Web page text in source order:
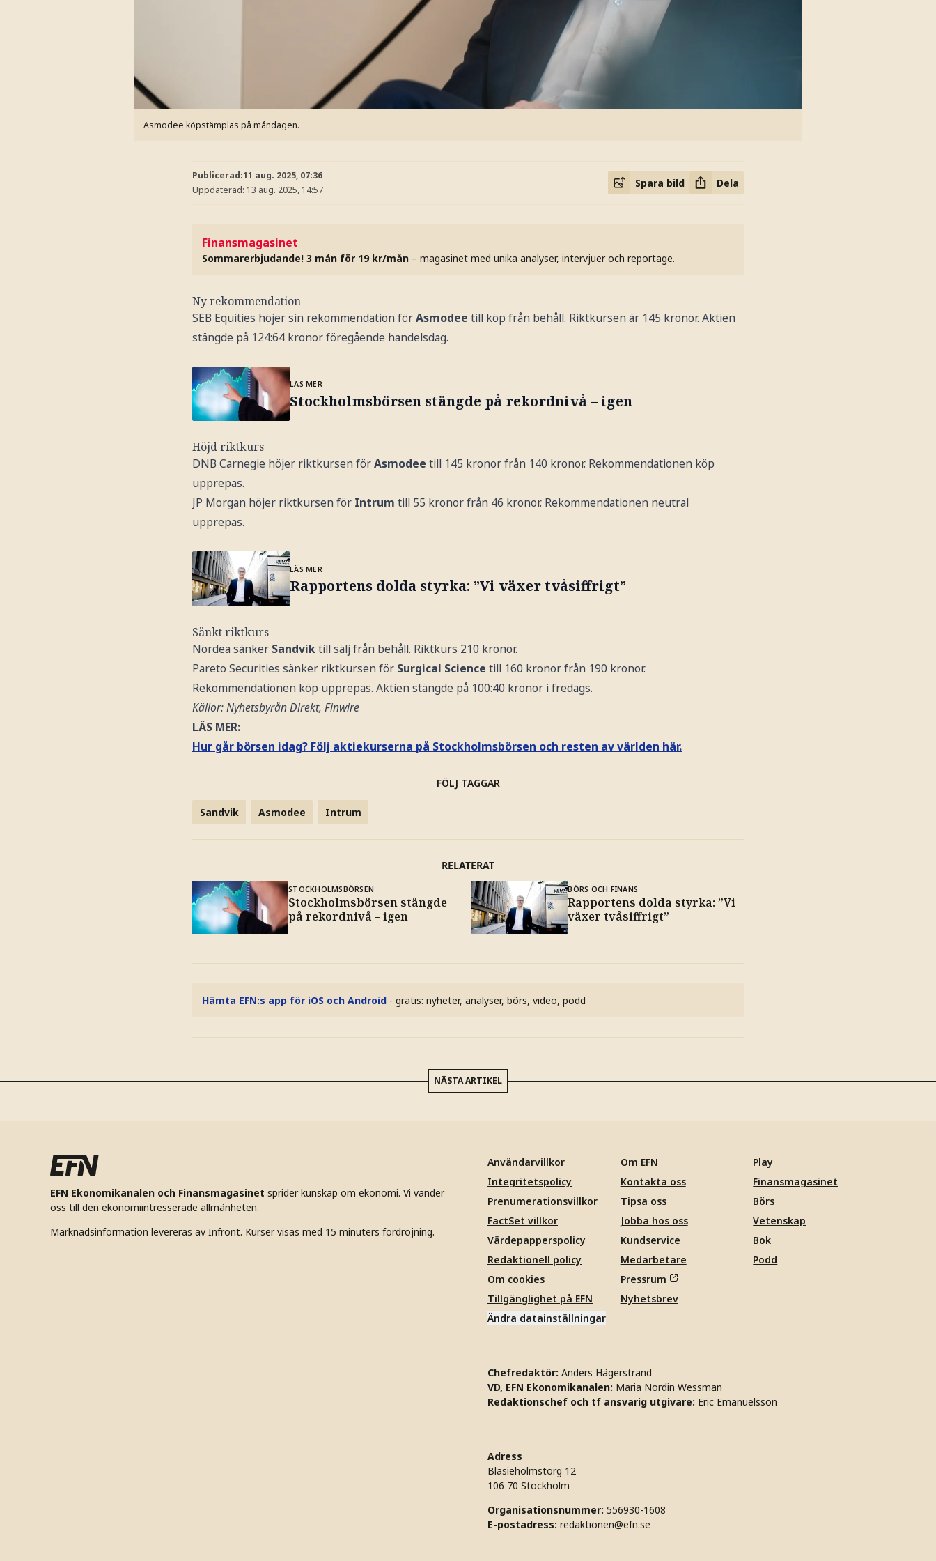
Asmodee köpstämplas på måndagen.
Publicerad:11 aug. 2025, 07:36
Uppdaterad: 13 aug. 2025, 14:57
Spara bild Dela
Finansmagasinet
Sommarerbjudande! 3 mån för 19 kr/mån – magasinet med unika analyser, intervjuer och reportage.
Ny rekommendation
SEB Equities höjer sin rekommendation förAsmodee till köp från behåll. Riktkursen är 145 kronor. Aktien
stängde på 124:64 kronor föregående handelsdag.
LÄS MER
Stockholmsbörsen stängde på rekordnivå – igen
Höjd riktkurs
DNB Carnegie höjer riktkursen förAsmodee till 145 kronor från 140 kronor. Rekommendationen köp
upprepas.
JP Morgan höjer riktkursen för Intrum till 55 kronor från 46 kronor. Rekommendationen neutral
upprepas.
LÄS MER
Rapportens dolda styrka: ”Vi växer tvåsiffrigt”
Sänkt riktkurs
Nordea sänker Sandviktill sälj från behåll. Riktkurs 210 kronor.
Pareto Securities sänker riktkursen för Surgical Science till 160 kronor från 190 kronor.
Rekommendationen köp upprepas. Aktien stängde på 100:40 kronor i fredags.
Källor: Nyhetsbyrån Direkt, Finwire
LÄS MER:
Hur går börsen idag? Följ aktiekurserna på Stockholmsbörsen och resten av världen här.
FÖLJ TAGGAR
Sandvik Asmodee Intrum
RELATERAT
STOCKHOLMSBÖRSEN
Stockholmsbörsen stängde
på rekordnivå – igen
BÖRS OCH FINANS
Rapportens dolda styrka: ”Vi
växer tvåsiffrigt”
Hämta EFN:s app för iOS och Android - gratis: nyheter, analyser, börs, video, podd
NÄSTA ARTIKEL
EFN Ekonomikanalen och Finansmagasinet sprider kunskap om ekonomi. Vi vänder
oss till den ekonomiintresserade allmänheten.
Marknadsinformation levereras av Infront. Kurser visas med 15 minuters fördröjning.
Användarvillkor
Integritetspolicy
Prenumerationsvillkor
FactSet villkor
Värdepapperspolicy
Redaktionell policy
Om cookies
Tillgänglighet på EFN
Ändra datainställningar
Om EFN
Kontakta oss
Tipsa oss
Jobba hos oss
Kundservice
Medarbetare
Pressrum
Nyhetsbrev
Play
Finansmagasinet
Börs
Vetenskap
Bok
Podd
Chefredaktör: Anders Hägerstrand
VD, EFN Ekonomikanalen: Maria Nordin Wessman
Redaktionschef och tf ansvarig utgivare: Eric Emanuelsson
Adress
Blasieholmstorg 12
106 70 Stockholm
Organisationsnummer: 556930-1608
E-postadress: redaktionen@efn.se